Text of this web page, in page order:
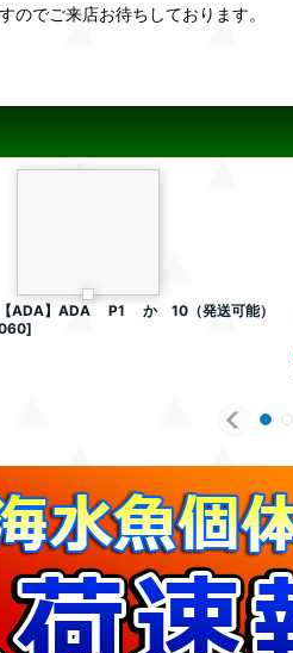
でご来店お待ちしております。
【ADA】ADA P1 か 10（発送可能）
]